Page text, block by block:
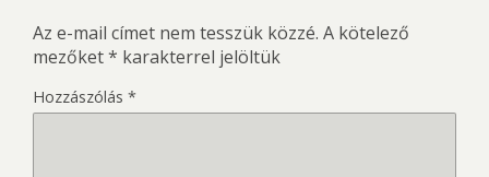
Az e-mail címet nem tesszük közzé. A kötelező
mezőket* karakterrel jelöltük
Hozzászólás *